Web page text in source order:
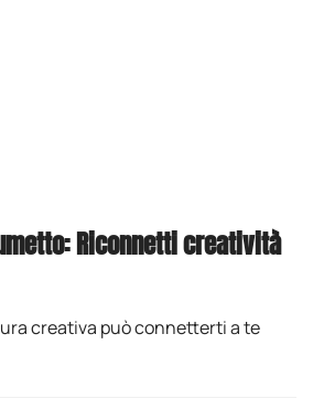
Riconnetti creatività
creativa può connetterti a te